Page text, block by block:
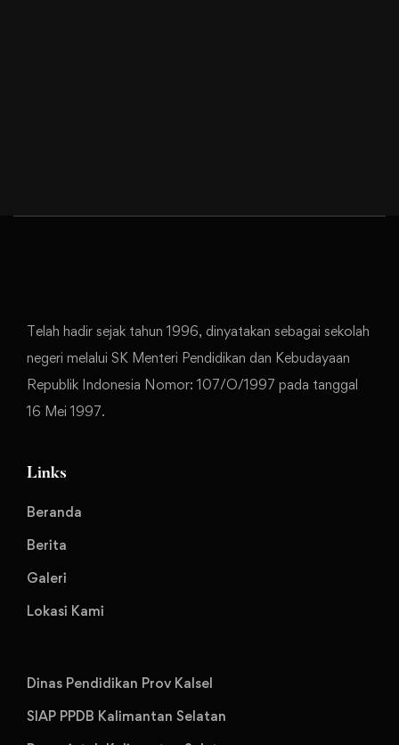
Telah hadir sejak tahun 1996, dinyatakan sebagai sekolah
negeri melalui SK Menteri Pendidikan dan Kebudayaan
Republik Indonesia Nomor: 107/O/1997 pada tanggal
16 Mei 1997.
Links
Beranda
Berita
Galeri
Lokasi Kami
Dinas Pendidikan Prov Kalsel
SIAP PPDB Kalimantan Selatan